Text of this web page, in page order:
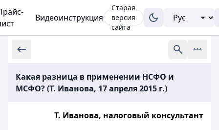
Видеоинструкция
Старая
версия
сайта
Какая разница в применении НСФО и
МСФО? (Т. Иванова, 17 апреля 2015 г.)
Т. Иванова, налоговый консультант